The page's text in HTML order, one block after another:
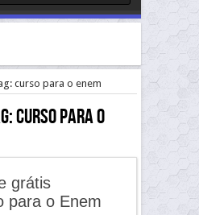
curso para o enem
curso para o
grátis
para o Enem